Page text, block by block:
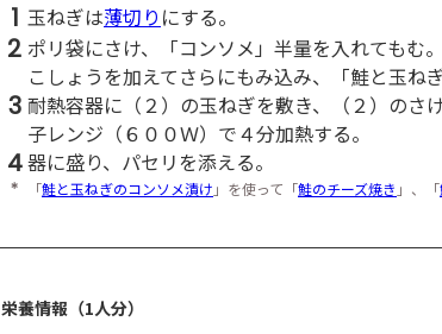
1 玉ねぎは薄切り にする。
2 ポリ袋にさけ、「コンソメ」半量を入れてもむ
こしょうを加えてさらにもみ込み、「鮭と玉ね
3 耐熱容器に（２）の玉ねぎを敷き、（２）のさ
子レンジ（６００Ｗ）で４分加熱する。
4器に盛り、パセリを添える。
＊ 「鮭と玉ねぎのコンソメ漬け 」を使って「鮭のチーズ焼き 」、「
栄養情報（1人分）